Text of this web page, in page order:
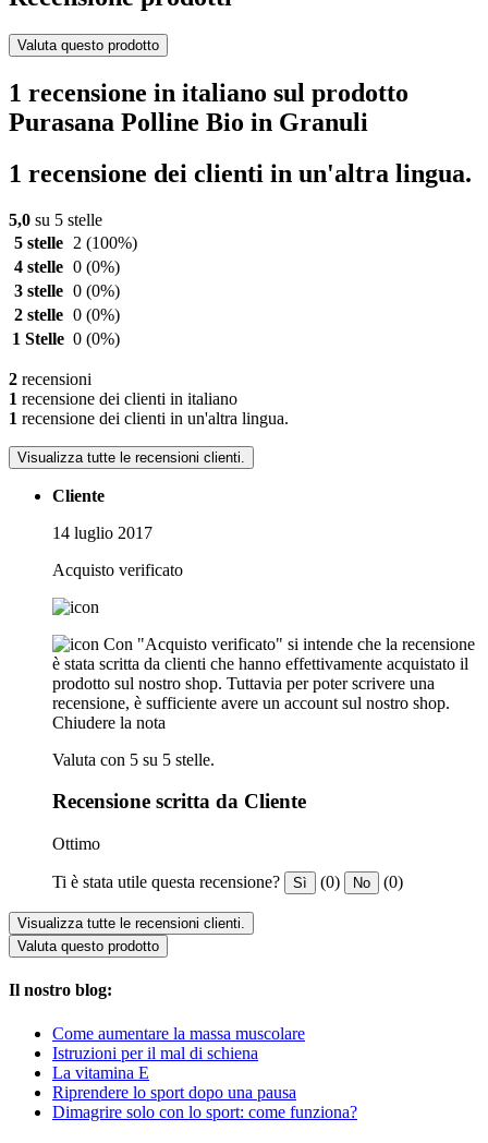
Valuta questo prodotto
1 recensione in italiano sul prodotto
Purasana Polline Bio in Granuli
1 recensione dei clienti in un'altra lingua.
5,0 su 5 stelle
5 stelle
2 (100%)
4 stelle 0 (0%)
3 stelle 0 (0%)
2 stelle 0 (0%)
1 Stelle 0 (0%)
2 recensioni
1 recensione dei clienti in italiano
1 recensione dei clienti in un'altra lingua.
Visualizza tutte le recensioni clienti.
Cliente
14 luglio 2017
Acquisto verificato
Con "Acquisto verificato" si intende che la recensione
è stata scritta da clienti che hanno effettivamente acquistato il
prodotto sul nostro shop. Tuttavia per poter scrivere una
recensione, è sufficiente avere un account sul nostro shop.
Chiudere la nota
Valuta con 5 su 5 stelle.
Recensione scritta da Cliente
Ottimo
Ti è stata utile questa recensione? Sì (0) No (0)
Visualizza tutte le recensioni clienti.
Valuta questo prodotto
Il nostro blog:
Come aumentare la massa muscolare
Istruzioni per il mal di schiena
La vitamina E
Riprendere lo sport dopo una pausa
Dimagrire solo con lo sport: come funziona?